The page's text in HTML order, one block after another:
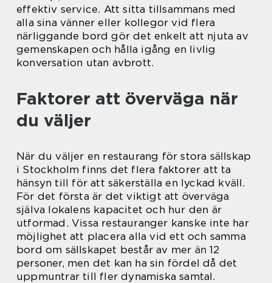
effektiv service. Att sitta tillsammans med
alla sina vänner eller kollegor vid flera
närliggande bord gör det enkelt att njuta av
gemenskapen och hålla igång en livlig
konversation utan avbrott.
Faktorer att överväga när
du väljer
När du väljer en restaurang för stora sällskap
i Stockholm finns det flera faktorer att ta
hänsyn till för att säkerställa en lyckad kväll.
För det första är det viktigt att överväga
själva lokalens kapacitet och hur den är
utformad. Vissa restauranger kanske inte har
möjlighet att placera alla vid ett och samma
bord om sällskapet består av mer än 12
personer, men det kan ha sin fördel då det
uppmuntrar till fler dynamiska samtal.